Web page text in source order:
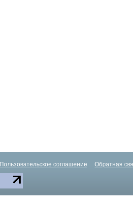
Пользовательское соглашение Обратная